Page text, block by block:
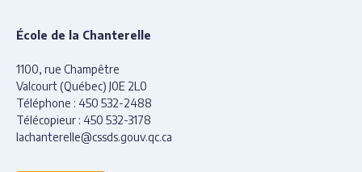
École de la Chanterelle
1100, rue Champêtre
Valcourt (Québec) J0E 2L0
Téléphone : 450 532-2488
Télécopieur : 450 532-3178
lachanterelle@cssds.gouv.qc.ca